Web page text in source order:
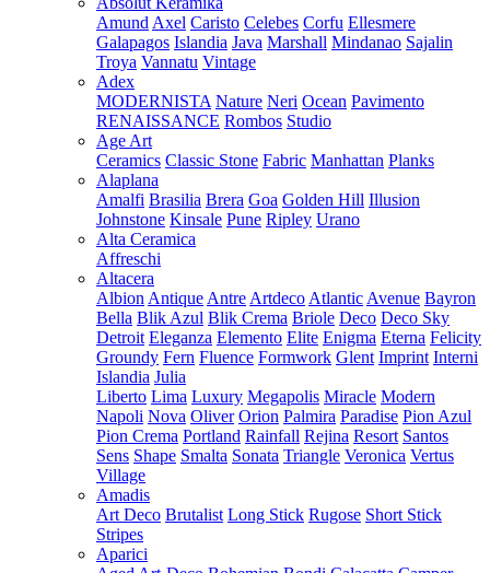
Amund Axel Caristo Celebes Corfu Ellesmere
Galapagos Islandia Java Marshall Mindanao Sajalin
Troya Vannatu Vintage
Adex
MODERNISTA Nature Neri Ocean Pavimento
RENAISSANCE Rombos Studio
Age Art
Ceramics Classic Stone Fabric Manhattan Planks
Alaplana
Amalfi Brasilia Brera Goa Golden Hill Illusion
Johnstone Kinsale Pune Ripley Urano
Alta Ceramica
Affreschi
Altacera
Albion Antique Antre Artdeco Atlantic Avenue Bayron
Bella Blik Azul Blik Crema Briole Deco Deco Sky
Detroit Eleganza Elemento Elite Enigma Eterna Felicity
Groundy Fern Fluence Formwork Glent Imprint Interni
Islandia Julia
Liberto Lima Luxury Megapolis Miracle Modern
Napoli Nova Oliver Orion Palmira Paradise Pion Azul
Pion Crema Portland Rainfall Rejina Resort Santos
Sens Shape Smalta Sonata Triangle Veronica Vertus
Village
Amadis
Art Deco Brutalist Long Stick Rugose Short Stick
Stripes
Aparici